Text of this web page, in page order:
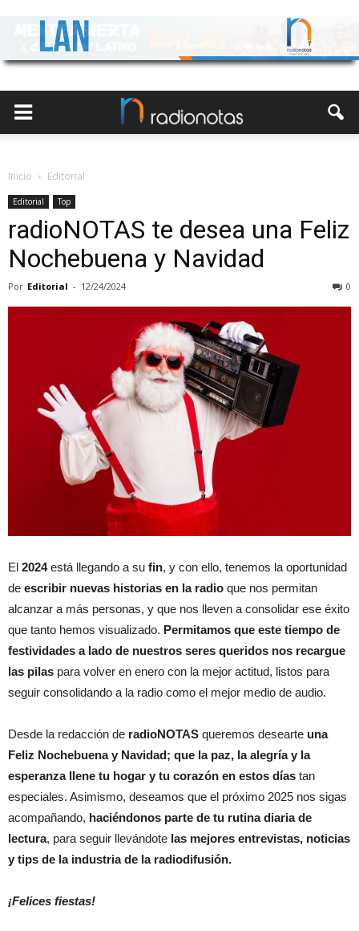
Inicio Editorial
Editorial Top
radioNOTAS te desea una Feliz
Nochebuena y Navidad
Por Editorial - 12/24/2024 0
El 2024está llegando a su fin, y con ello, tenemos la oportunidad
de escribir nuevas historias en la radio que nos permitan
alcanzar a más personas, y que nos lleven a consolidar ese éxito
que tanto hemos visualizado. Permitamos que este tiempo de
festividades a lado de nuestros seres queridos nos recargue
las pilas para volver en enero con la mejor actitud, listos para
seguir consolidando a la radio como el mejor medio de audio.
Desde la redacción de radioNOTAS queremos desearte una
Feliz Nochebuena y Navidad; que la paz, la alegría y la
esperanza llene tu hogar y tu corazón en estos días tan
especiales. Asimismo, deseamos que el próximo 2025 nos sigas
acompañando, haciéndonos parte de tu rutina diaria de
lectura, para seguir llevándote las mejores entrevistas, noticias
y tips de la industria de la radiodifusión.
¡Felices fiestas!